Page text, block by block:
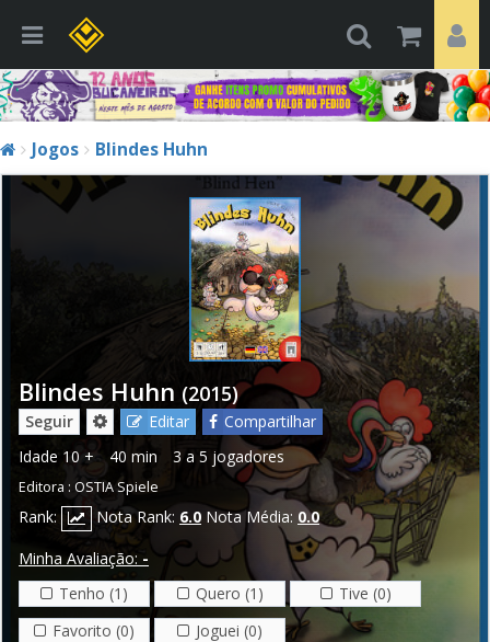
Jogos Blindes Huhn
Blindes Huhn (2015)
Seguir Editar
Compartilhar
Idade 10 + 40 min 3 a 5 jogadores
Editora : OSTIA Spiele
Rank: Nota Rank: 6.0 Nota Média: 0.0
Minha Avaliação: -
Tenho (1)
Quero (1)
Tive (0)
Favorito (0)
Joguei (0)